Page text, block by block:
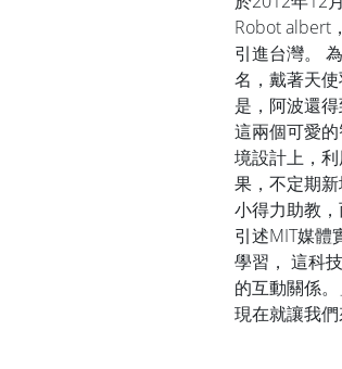
Robot albert
引進台灣。
名，戴著天
是，阿波還
這兩個可愛
境設計上，
果，不定期
小得力助教
引述MIT媒體
學習， 這科
的互動關係。
現在就讓我